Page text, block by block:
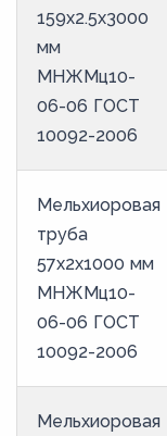
159х2.5х3000
мм
МНЖМц10-
06-06 ГОСТ
10092-2006
Мельхиоровая
труба
57х2х1000 мм
МНЖМц10-
06-06 ГОСТ
10092-2006
Мельхиоровая